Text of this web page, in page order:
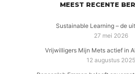
MEEST RECENTE
Sustainable Learning – de
27 mei 2026
Vrijwilligers Mijn Mets actief in
12 augustus 2025